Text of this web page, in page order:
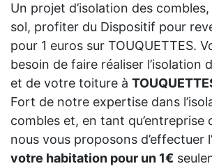
Un projet d’isolation des
sol, profiter du Dispositif pour
pour 1 euros sur TOUQUETTES.
besoin de faire réaliser l’isolation
et de votre toiture à
Fort de notre expertise dans
combles et, en tant qu’entreprise
nous vous proposons d’effectuer l’
votre habitation pour un 1€